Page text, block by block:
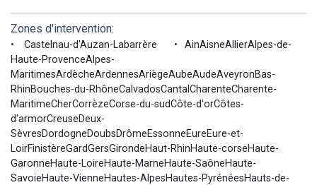
Zones d'intervention:
Castelnau-d'Auzan-Labarrère
AinAisneAllierAlpes-de-
Haute-ProvenceAlpes-
MaritimesArdècheArdennesAriègeAubeAudeAveyronBas-
RhinBouches-du-RhôneCalvadosCantalCharenteCharente-
MaritimeCherCorrèzeCorse-du-sudCôte-d'orCôtes-
d'armorCreuseDeux-
SèvresDordogneDoubsDrômeEssonneEureEure-et-
LoirFinistèreGardGersGirondeHaut-RhinHaute-corseHaute-
GaronneHaute-LoireHaute-MarneHaute-SaôneHaute-
SavoieHaute-VienneHautes-AlpesHautes-PyrénéesHauts-de-